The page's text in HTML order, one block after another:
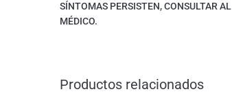
SÍNTOMAS PERSISTEN, CONSULTAR AL
MÉDICO.
Productos relacionados